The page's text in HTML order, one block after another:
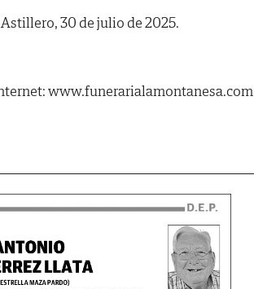
30 de julio de 2025.
www.funerarialamontanesa.com